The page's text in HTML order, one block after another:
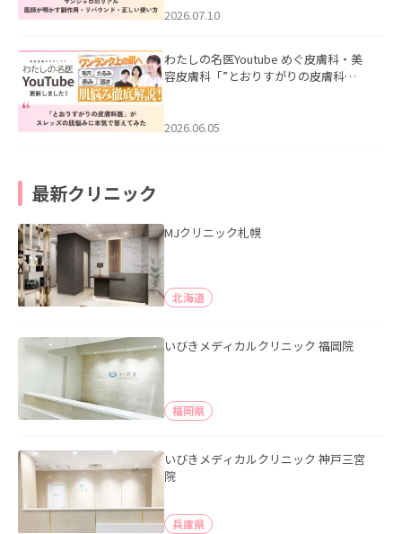
た。
2026.07.10
わたしの名医Youtube めぐ皮膚科・美
容皮膚科「”とおりすがりの皮膚科
2026.06.05
最新クリニック
MJクリニック札幌
北海道
いびきメディカルクリニック 福岡院
福岡県
いびきメディカルクリニック 神戸三宮
院
兵庫県